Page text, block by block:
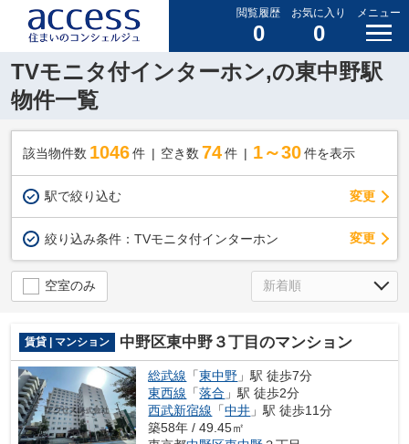
閲覧履歴
0
お気に入り
0
メニュー
TVモニタ付インターホン,の東中野駅
物件一覧
該当物件数 1046件 空き数 74 件 1～30 件を表示
駅で絞り込む 変更
絞り込み条件： TVモニタ付インターホン 変更
空室のみ
賃貸 | マンション 中野区東中野３丁目のマンション
総武線 「東中野 」駅 徒歩7分
東西線 「落合 」駅 徒歩2分
西武新宿線 「中井 」駅 徒歩11分
築58年 / 49.45㎡